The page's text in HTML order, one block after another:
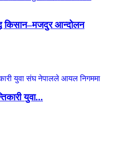
किसान–मजदुर आन्दोलन
युवा...